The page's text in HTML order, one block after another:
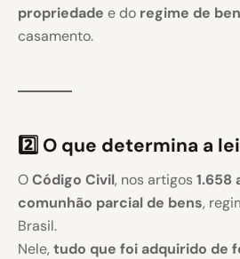
propriedade e do regime de
casamento.
2️⃣ O que determina a lei
OCódigo Civil, nos artigos1.658
comunhão parcial de bens,
Brasil.
Nele, tudo que foi adquirido de